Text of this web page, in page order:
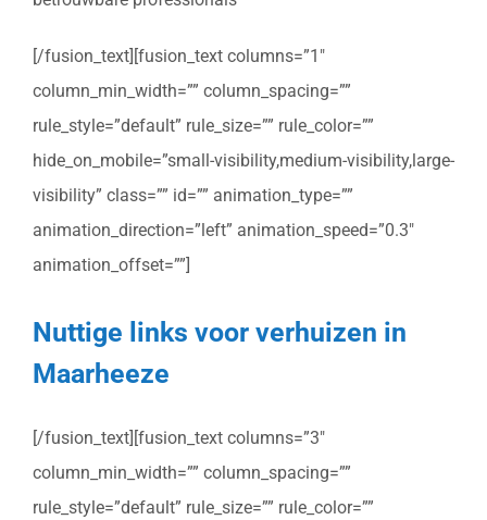
[/fusion_text][fusion_text columns=”1″
column_min_width=”” column_spacing=””
rule_style=”default” rule_size=”” rule_color=””
hide_on_mobile=”small-visibility,medium-visibility,large-
visibility” class=”” id=”” animation_type=””
animation_direction=”left” animation_speed=”0.3″
animation_offset=””]
Nuttige links voor verhuizen in
Maarheeze
[/fusion_text][fusion_text columns=”3″
column_min_width=”” column_spacing=””
rule_style=”default” rule_size=”” rule_color=””